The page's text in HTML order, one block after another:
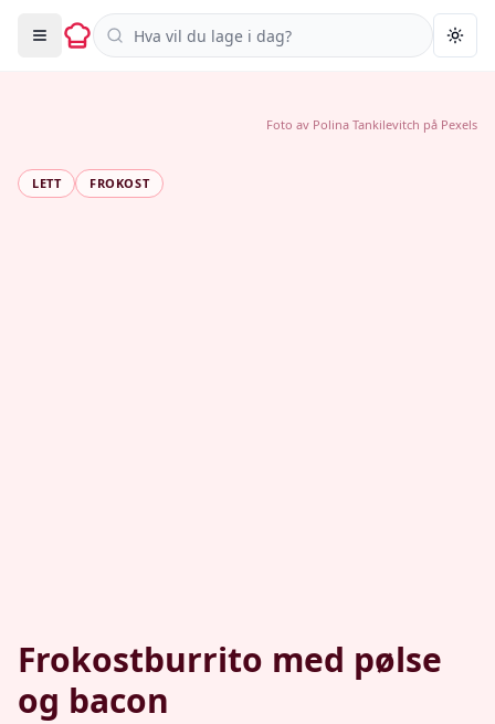
Søk i oppskrifter
LETT FROKOST
Frokostburrito med pølse
og bacon
Foto av Polina Tankilevitch på Pexels